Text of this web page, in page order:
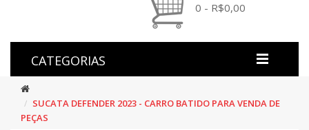
0 - R$0,00
CATEGORIAS
SUCATA DEFENDER 2023 - CARRO BATIDO PARA VENDA DE
PEÇAS